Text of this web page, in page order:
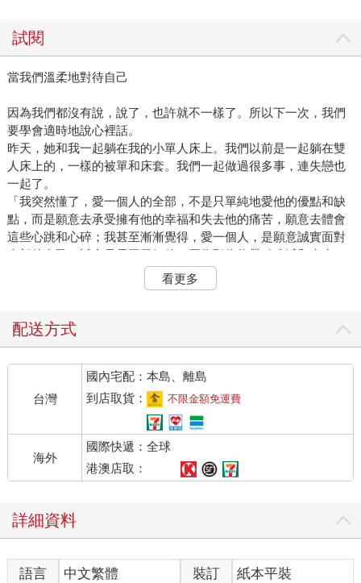
試閱
當我們溫柔地對待自己
因為我們都沒有說，說了，也許就不一樣了。所以下一次，我們
要學會適時地說心裡話。
昨天，她和我一起躺在我的小單人床上。我們以前是一起躺在雙
人床上的，一樣的被單和床套。我們一起做過很多事，連失戀也
一起了。
「我突然懂了，愛一個人的全部，不是只單純地愛他的優點和缺
點，而是願意去承受擁有他的幸福和失去他的痛苦，願意去體會
這些心跳和心碎；我甚至漸漸覺得，愛一個人，是願意誠實面對
全部的自己。誠實是需要勇氣的，因為那往往帶點遺憾和疼痛，
所以如果我們誠實了，就算心酸酸的，也要給自己鼓勵，因為這
樣的我們，好勇敢好勇敢。」
是我第一次明白，什麼是痛到哭不出來。是不是我們很愛一個
才會有這樣的覺悟，哭不出來，卻痛得全身頻頻發麻。卻還忍不
住想問，是不是還有機會呢，還有機會的吧。還有機會的嗎？
她繼續哭著，她說，對，就是這樣，我睡不著，我只要想著他我
就睡不著，我好難受，但我不知道誰可以來救我，妳告訴我該怎
麼辦才好，我該怎麼辦才好。我牽起她的手，很用力地。現在的
她，就像那天的我一樣，疼痛地只剩下流淚的力氣。
喜歡不會失去意義
「嘿，妳有沒有發現一件事。」我問。她沒有說話，只是看著
那個某一個人也喜歡著自己，我們會習慣並享受自己這樣的喜
歡，就算有時候難免小心翼翼，但那也只是太害怕失去。然後，
然後，等有一天他不喜歡我們了，我們卻還是那麼深刻地喜歡著
他，那時候，我們的喜歡好像瞬間就失去了意義。」
看更多
配送方式
台灣
國內宅配：本島、離島
到店取貨：
不限金額免運費
海外
國際快遞：全球
港澳店取：
詳細資料
語言 中文繁體 裝訂
紙本平裝